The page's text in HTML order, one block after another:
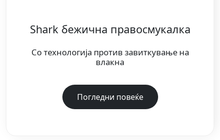
Shark бежична правосмукалка
Со технологија против завиткување на
влакна
Погледни повеќе